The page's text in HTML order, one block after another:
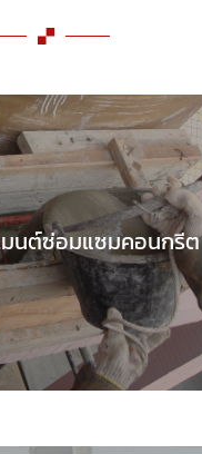
นต์ซ่อมแซมคอนกรีต